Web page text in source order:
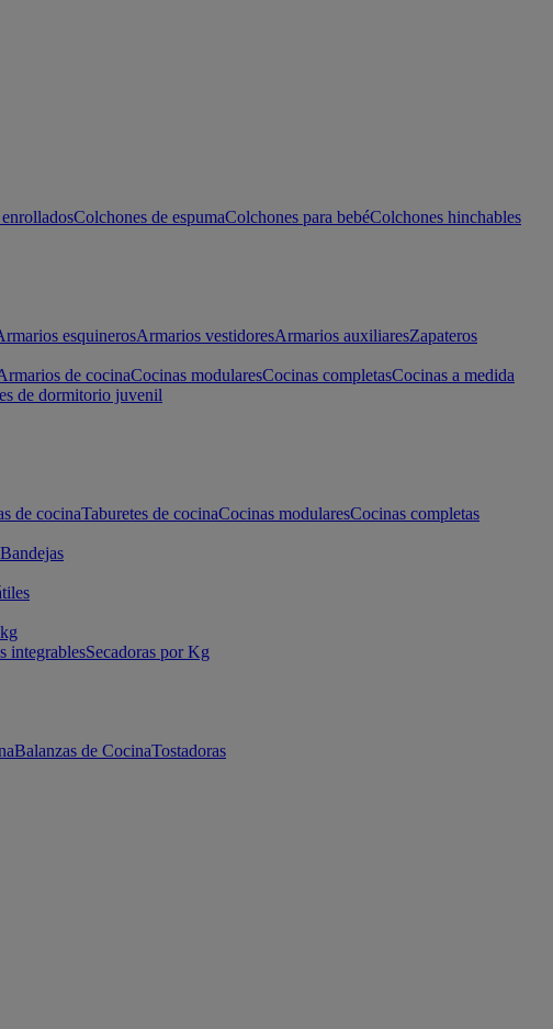
Colchones de espumaColchones para bebéColchones hinchables
esquinerosArmarios vestidoresArmarios auxiliaresZapateros
de cocinaCocinas modularesCocinas completasCocinas a medida
de dormitorio juvenil
de cocinaTaburetes de cocinaCocinas modularesCocinas completas
Bandejas
integrablesSecadoras por Kg
Balanzas de CocinaTostadoras